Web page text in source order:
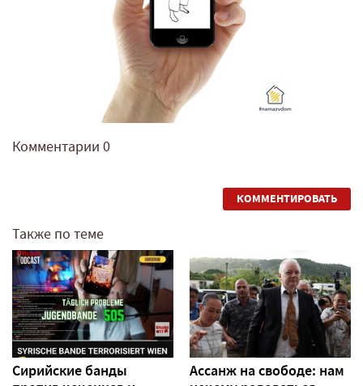
Комментарии 0
КОММЕНТИРОВАТЬ
Также по теме
Сирийские банды
Ассанж на свободе: нам